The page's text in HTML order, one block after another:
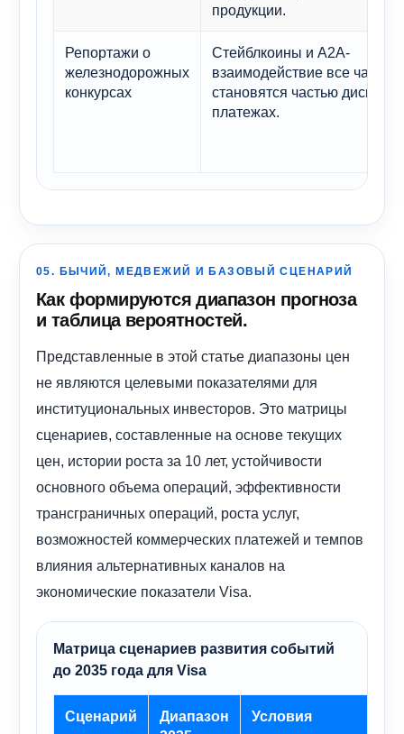
продукции.
Репортажи о
железнодорожных
конкурсах
Стейблкоины и A2A-
взаимодействие все чаще
становятся частью
платежах.
05. БЫЧИЙ, МЕДВЕЖИЙ И БАЗОВЫЙ СЦЕНАРИЙ
Как формируются диапазон прогноза
и таблица вероятностей.
Представленные в этой статье диапазоны цен
не являются целевыми показателями для
институциональных инвесторов. Это матрицы
сценариев, составленные на основе текущих
цен, истории роста за 10 лет, устойчивости
основного объема операций, эффективности
трансграничных операций, роста услуг,
возможностей коммерческих платежей и темпов
влияния альтернативных каналов на
экономические показатели Visa.
Матрица сценариев развития событий
до 2035 года для Visa
Сценарий
Диапазон
Условия